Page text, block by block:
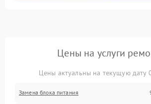
Цены на услуги
Цены актуальны на текущую дату
Замена блока питания